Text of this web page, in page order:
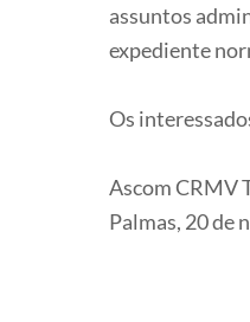
assuntos
expediente
Os
Ascom CRMV
Palmas, 20 de